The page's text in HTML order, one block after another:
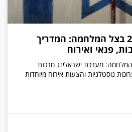
יום העצמאות 2026 בצל המלחמה: המדריך
פנאי ואירוח
2026 בצל המלחמה: מערכת ישראלינג מרכזת
נוסטלגיות והצעות אירוח מיוחדות